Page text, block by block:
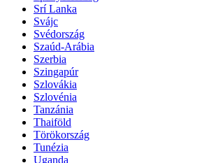
Srí Lanka
Svájc
Svédország
Szaúd-Arábia
Szerbia
Szingapúr
Szlovákia
Szlovénia
Tanzánia
Thaiföld
Törökország
Tunézia
Uganda